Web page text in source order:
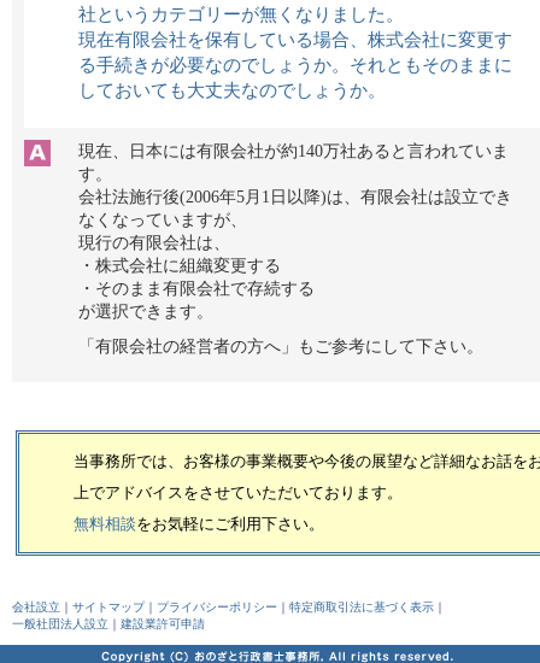
社というカテゴリーが無くなりました。
現在有限会社を保有している場合、株式会社に変更す
る手続きが必要なのでしょうか。それともそのままに
しておいても大丈夫なのでしょうか。
現在、日本には有限会社が約140万社あると言われていま
す。
会社法施行後(2006年5月1日以降)は、有限会社は設立でき
なくなっていますが、
現行の有限会社は、
・株式会社に組織変更する
・そのまま有限会社で存続する
が選択できます。
「有限会社の経営者の方へ」もご参考にして下さい。
当事務所では、お客様の事業概要や今後の展望など詳細なお話を
上でアドバイスをさせていただいております。
無料相談をお気軽にご利用下さい。
会社設立 ｜ サイトマップ｜ プライバシーポリシー ｜ 特定商取引法に基づく表示 ｜
一般社団法人設立 ｜ 建設業許可申請